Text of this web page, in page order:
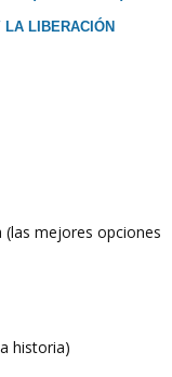
LA LIBERACIÓN
(las mejores opciones
historia)